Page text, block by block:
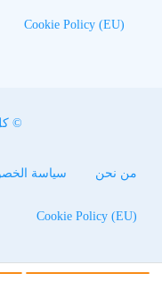
Cookie Policy (EU)
©
من نحن سياسة
Cookie Policy (EU)